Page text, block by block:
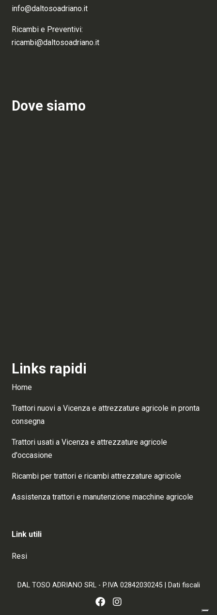
info@daltosoadriano.it
Ricambi e Preventivi:
ricambi@daltosoadriano.it
Dove siamo
Links rapidi
Home
Trattori nuovi a Vicenza e attrezzature agricole in pronta
consegna
Trattori usati a Vicenza e attrezzature agricole
d'occasione
Ricambi per trattori e ricambi attrezzature agricole
Assistenza trattori e manutenzione macchine agricole
Link utili
Resi
DAL TOSO ADRIANO SRL - P.IVA 02842030245 | Dati fiscali